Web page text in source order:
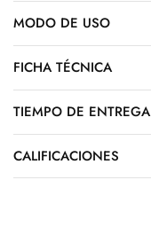
MODO DE USO
FICHA TÉCNICA
TIEMPO DE ENTREGA
CALIFICACIONES